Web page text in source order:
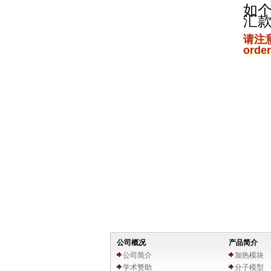
如
汇
请注
公司概况
公司简介
学术赞助
产品简介
加热模块
分子模型